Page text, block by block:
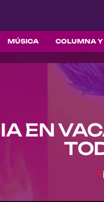
MÚSICA COLUMNA Y
EN
today